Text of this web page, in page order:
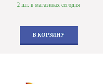
2 шт. в магазинах сегодня
В КОРЗИНУ